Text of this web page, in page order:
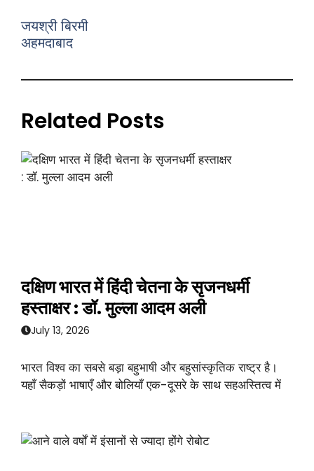
जयश्री बिरमी
अहमदाबाद
Related Posts
दक्षिण भारत में हिंदी चेतना के सृजनधर्मी
हस्ताक्षर : डॉ. मुल्ला आदम अली
July 13, 2026
भारत विश्व का सबसे बड़ा बहुभाषी और बहुसांस्कृतिक राष्ट्र है।
यहाँ सैकड़ों भाषाएँ और बोलियाँ एक-दूसरे के साथ सहअस्तित्व में